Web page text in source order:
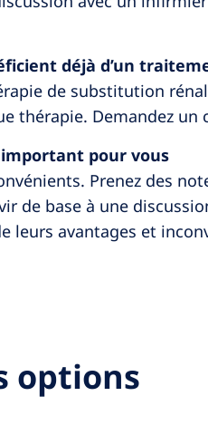
déjà d’un
de substitution
thérapie. Demandez
important pour vous
Prenez des
de base à une
leurs avantages et
options